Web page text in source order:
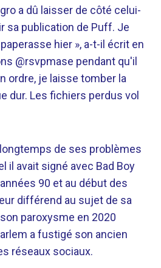
a dû laisser de côté celui-
sa publication de Puff. Je
hier », a-t-il écrit en
@rsvpmase pendant qu'il
ordre, je laisse tomber la
dur. Les fichiers perdus vol
de ses problèmes
il avait signé avec Bad Boy
90 et au début des
différend au sujet de sa
paroxysme en 2020
a fustigé son ancien
réseaux sociaux.